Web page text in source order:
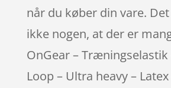
når du køber din vare.
ikke nogen, at der er
OnGear – Træningselastik
Loop – Ultra heavy – Latex